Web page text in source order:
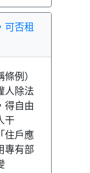
可否租
例）
人除法
得自由
干
住戶應
專有部